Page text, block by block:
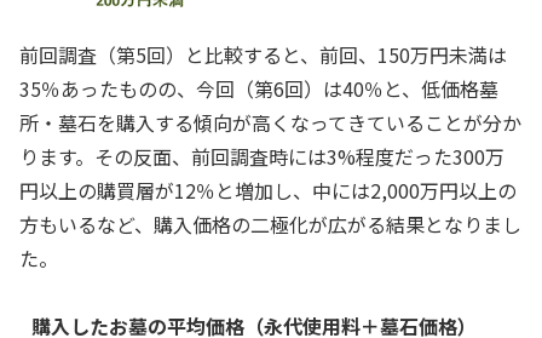
前回調査（第5回）と比較すると、前回、150万円未満は
35％あったものの、今回（第6回）は40％と、低価格墓
所・墓石を購入する傾向が高くなってきていることが分か
ります。その反面、前回調査時には3%程度だった300万
円以上の購買層が12％と増加し、中には2,000万円以上の
方もいるなど、購入価格の二極化が広がる結果となりまし
た。
購入したお墓の平均価格（永代使用料＋墓石価格）